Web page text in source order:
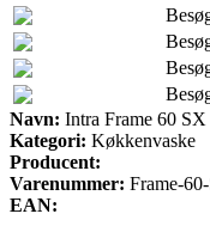
Navn: Intra Frame 60
Kategori: Køkkenvaske
Producent:
Varenummer: Frame-
EAN: